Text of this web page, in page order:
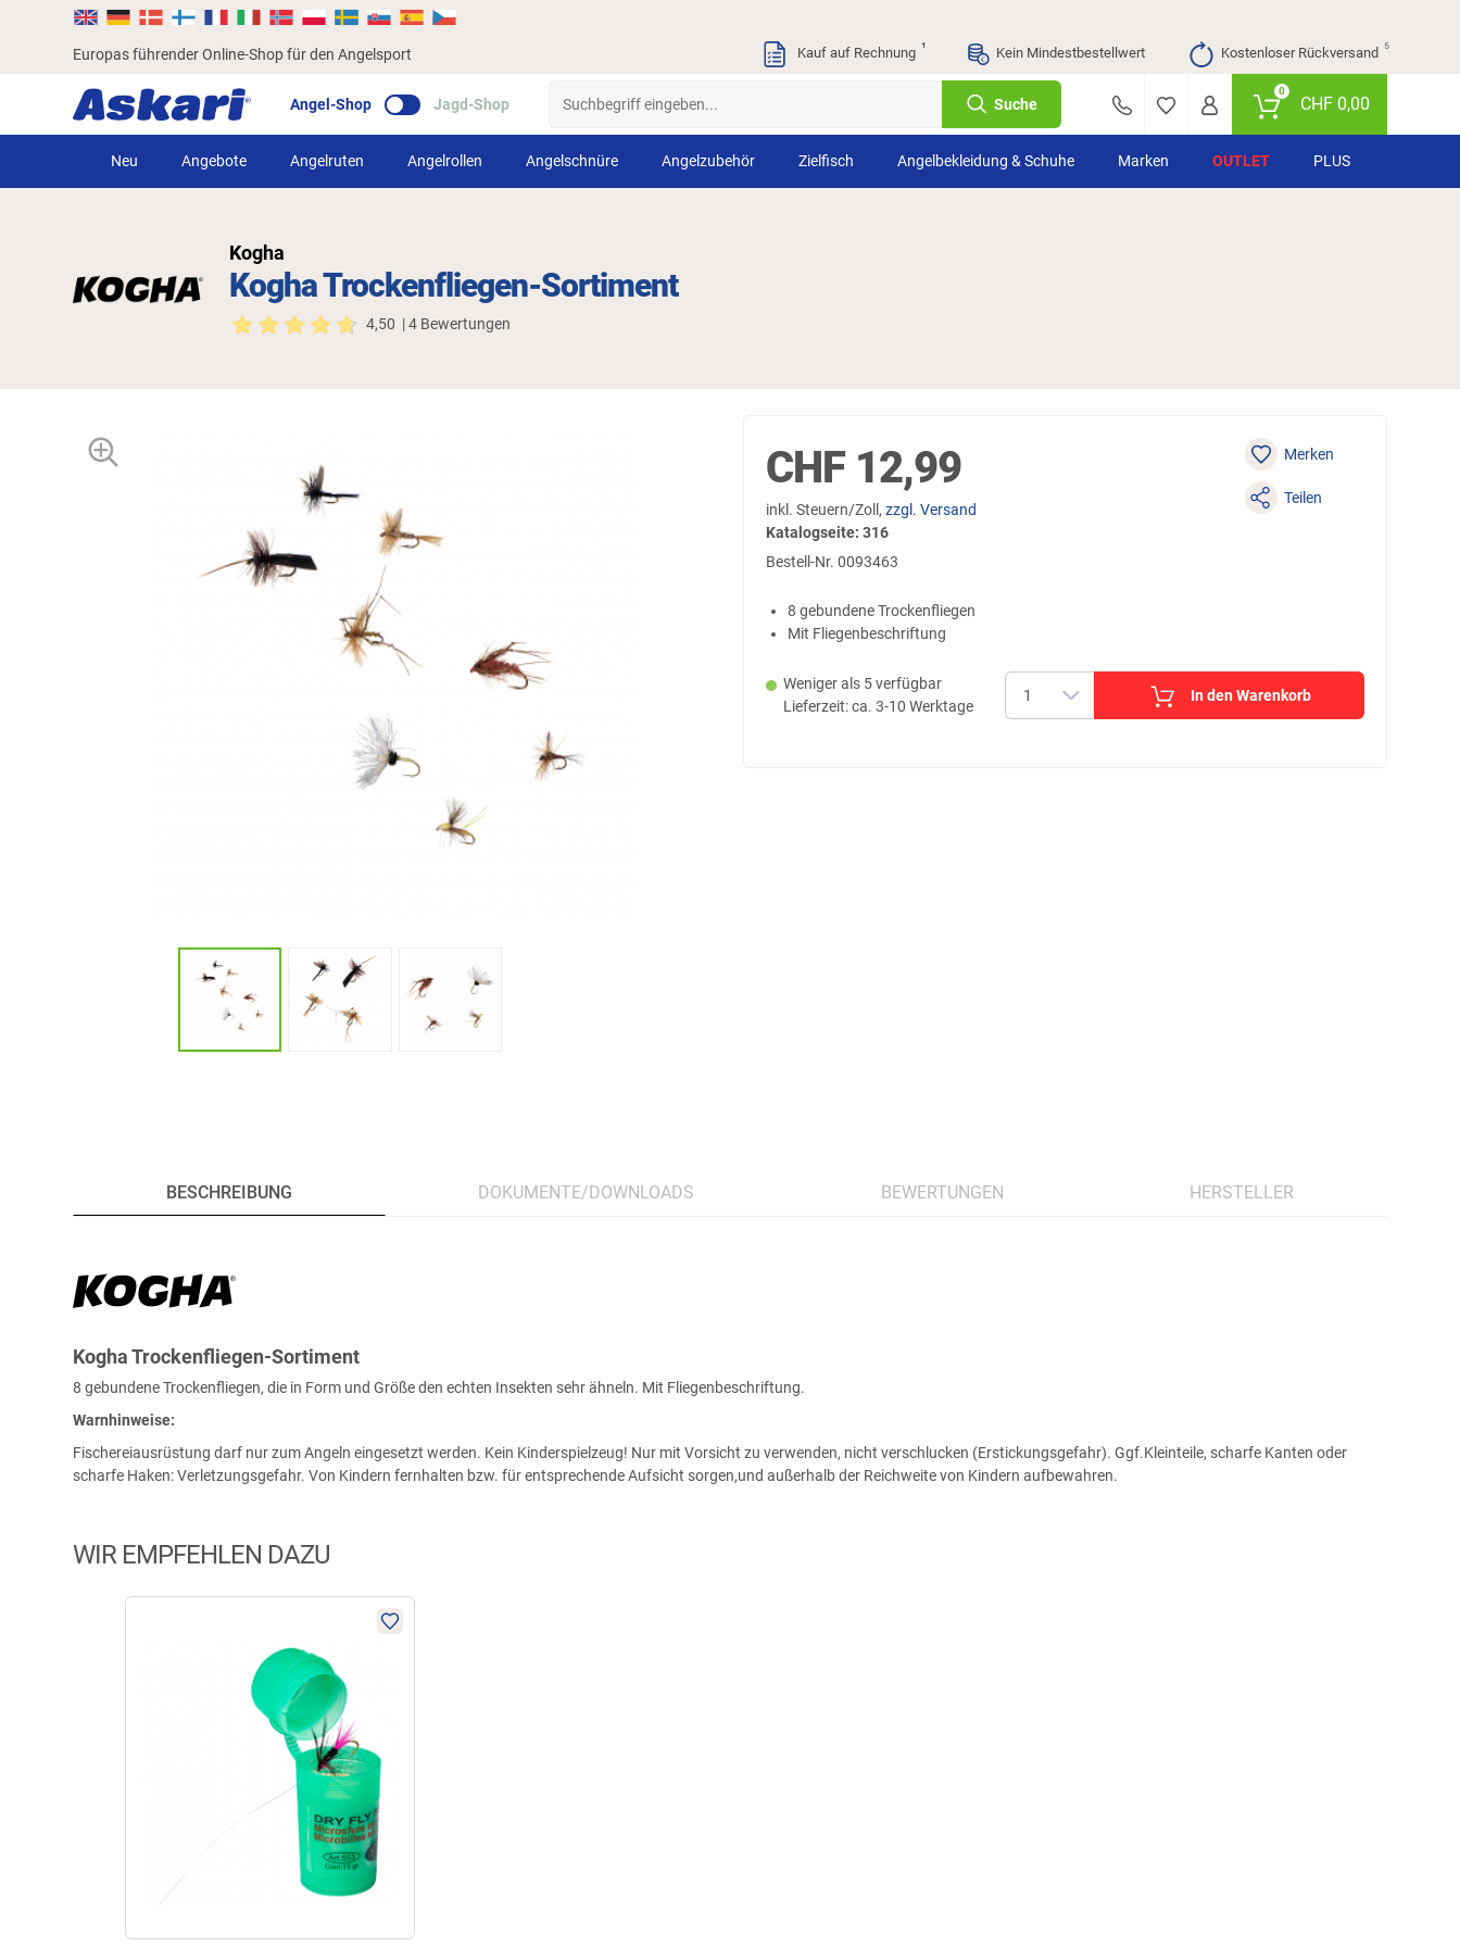
Europas führender Online-Shop für den Angelsport Kauf auf Rechnung ¹ Kein Mindestbestellwert Kostenloser Rückversand ⁵
Angel-Shop Jagd-Shop Suche
0
CHF0,00
Neu Angebote Angelruten Angelrollen Angelschnüre Angelzubehör Zielfisch Angelbekleidung & Schuhe Marken OUTLET PLUS
Kogha Trockenfliegen-Sortiment
Kogha
4,50 | 4 Bewertungen
CHF12,99
inkl. Steuern/Zoll, zzgl. Versand
Katalogseite: 316
Bestell-Nr. 0093463
Merken
Teilen
8 gebundene Trockenfliegen
Mit Fliegenbeschriftung
Weniger als 5 verfügbar
Lieferzeit: ca. 3-10 Werktage
In den Warenkorb
BESCHREIBUNG DOKUMENTE/DOWNLOADS BEWERTUNGEN HERSTELLER
Kogha Trockenfliegen-Sortiment
8 gebundene Trockenfliegen, die in Form und Größe den echten Insekten sehr ähneln. Mit Fliegenbeschriftung.
Warnhinweise:
Fischereiausrüstung darf nur zum Angeln eingesetzt werden. Kein Kinderspielzeug! Nur mit Vorsicht zu verwenden, nicht verschlucken (Erstickungsgefahr). Ggf.Kleinteile, scharfe Kanten oder
scharfe Haken: Verletzungsgefahr. Von Kindern fernhalten bzw. für entsprechende Aufsicht sorgen,und außerhalb der Reichweite von Kindern aufbewahren.
WIR EMPFEHLEN DAZU